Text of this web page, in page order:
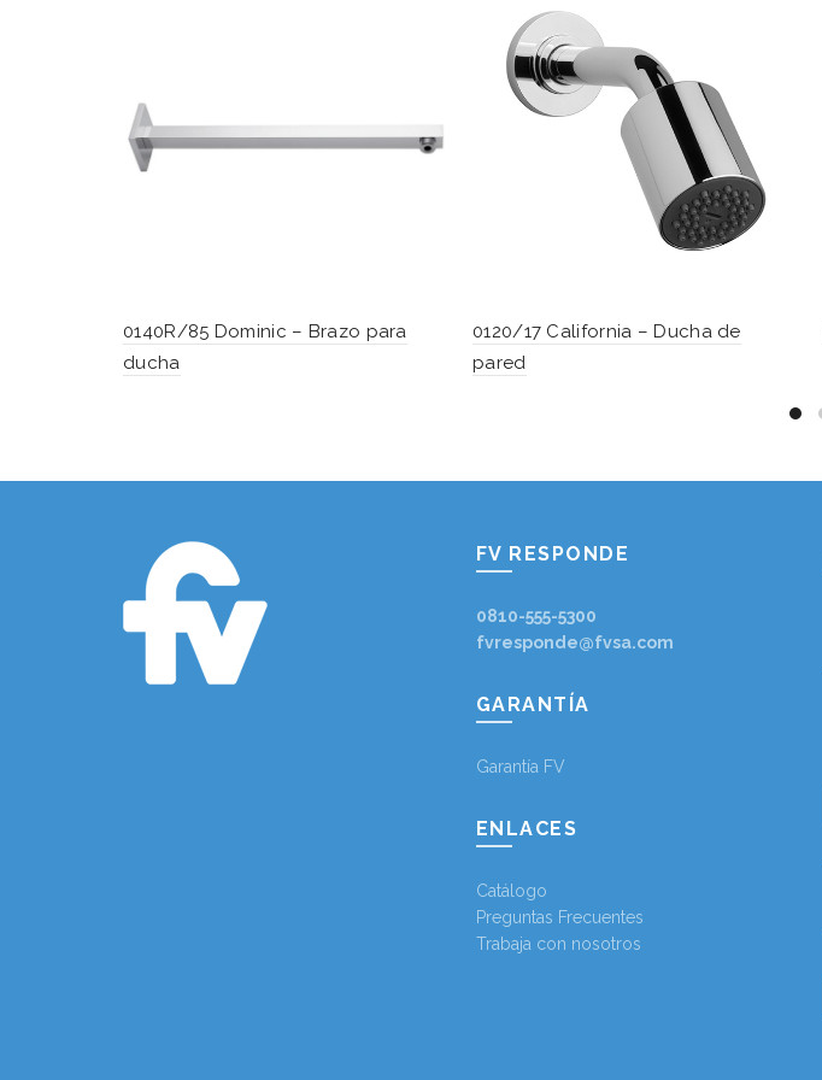
0140R/85 Dominic – Brazo para
ducha
0120/17 California – Ducha de
pared
FV RESPONDE
0810-555-5300
fvresponde@fvsa.com
GARANTÍA
Garantía FV
ENLACES
Catálogo
Preguntas Frecuentes
Trabaja con nosotros